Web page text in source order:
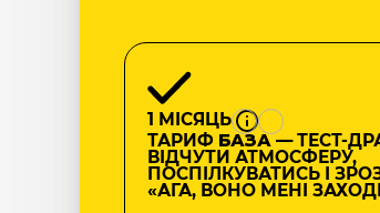
1 МІСЯЦЬ
ТАРИФ БАЗА— ТЕСТ-
ВІДЧУТИ АТМОСФЕРУ,
ПОСПІЛКУВАТИСЬ І
«АГА, ВОНО МЕНІ